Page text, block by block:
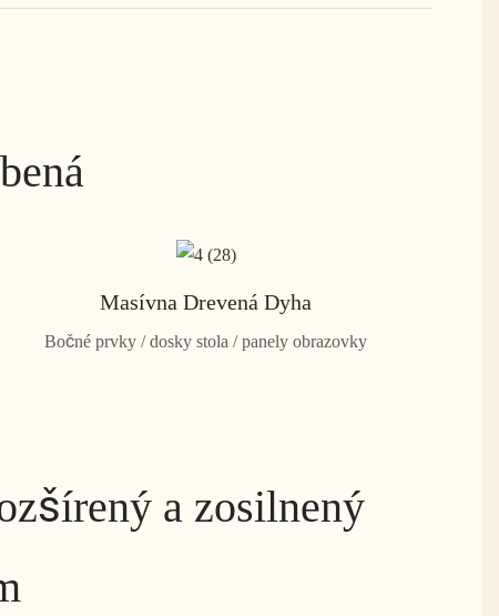
Masívna Drevená Dyha
Bočné prvky / dosky stola / panely obrazovky
a zosilnený